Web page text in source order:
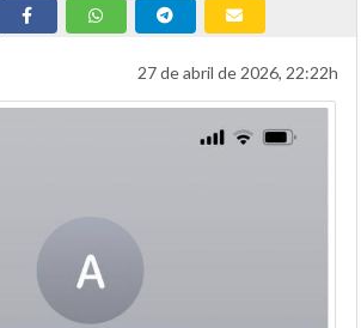
27 de abril de 2026, 22:22h